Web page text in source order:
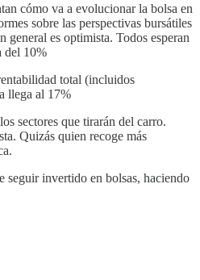
cómo va a evolucionar la bolsa en
sobre las perspectivas bursátiles
general es optimista. Todos esperan
del 10%
total (incluidos
llega al 17%
sectores que tirarán del carro.
Quizás quien recoge más
seguir invertido en bolsas, haciendo